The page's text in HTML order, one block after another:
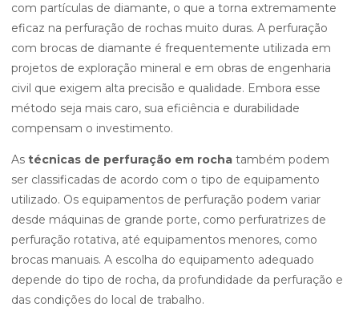
com partículas de diamante, o que a torna extremamente
eficaz na perfuração de rochas muito duras. A perfuração
com brocas de diamante é frequentemente utilizada em
projetos de exploração mineral e em obras de engenharia
civil que exigem alta precisão e qualidade. Embora esse
método seja mais caro, sua eficiência e durabilidade
compensam o investimento.
As técnicas de perfuração em rocha também podem
ser classificadas de acordo com o tipo de equipamento
utilizado. Os equipamentos de perfuração podem variar
desde máquinas de grande porte, como perfuratrizes de
perfuração rotativa, até equipamentos menores, como
brocas manuais. A escolha do equipamento adequado
depende do tipo de rocha, da profundidade da perfuração e
das condições do local de trabalho.